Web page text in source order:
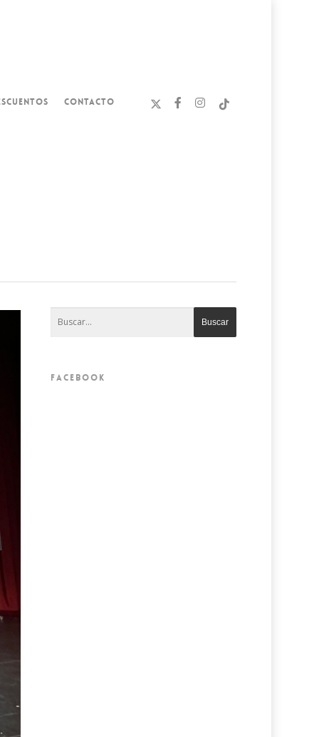
CONTACTO
FACEBOOK